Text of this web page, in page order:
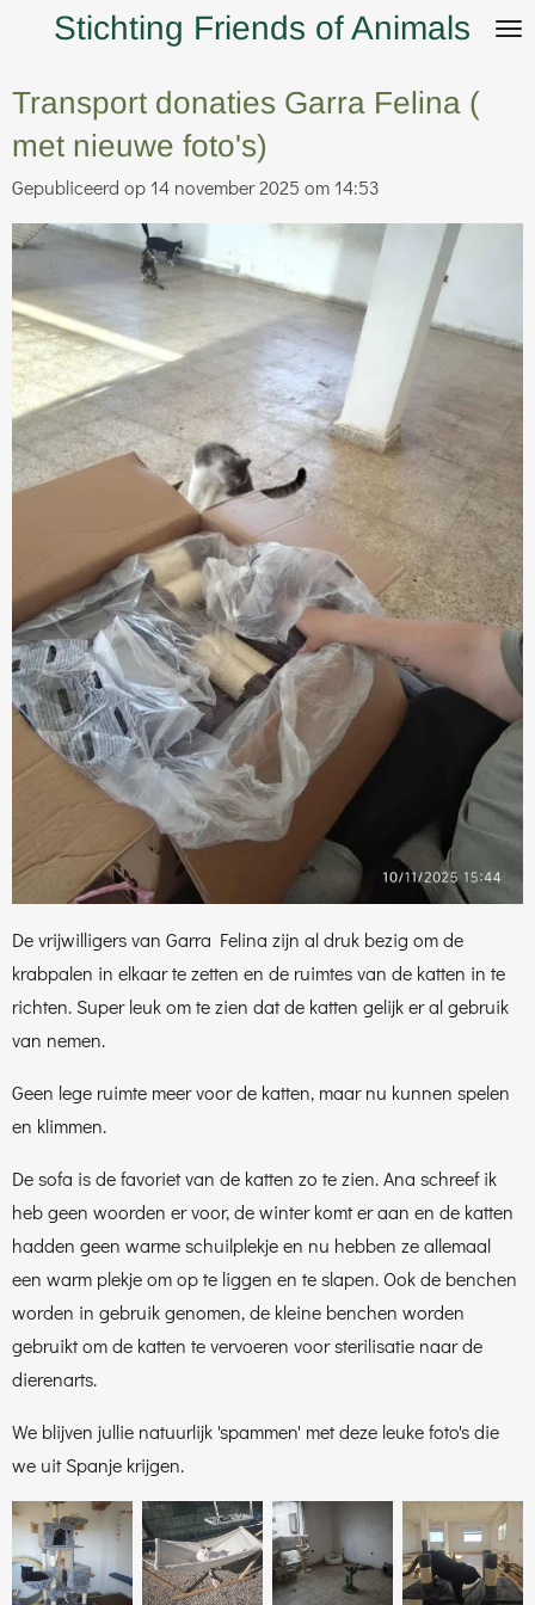
naar
hoofdinhoud
Stichting Friends of Animals
Transport donaties Garra Felina (
met nieuwe foto's)
Gepubliceerd op 14 november 2025 om 14:53
De vrijwilligers van Garra Felina zijn al druk bezig om de
krabpalen in elkaar te zetten en de ruimtes van de katten in te
richten. Super leuk om te zien dat de katten gelijk er al gebruik
van nemen.
Geen lege ruimte meer voor de katten, maar nu kunnen spelen
en klimmen.
De sofa is de favoriet van de katten zo te zien. Ana schreef ik
heb geen woorden er voor, de winter komt er aan en de katten
hadden geen warmeschuilplekje en nu hebben ze allemaal
een warm plekje om op te liggen en te slapen. Ook de benchen
worden in gebruik genomen, de kleine benchen worden
gebruikt om de katten te vervoeren voor sterilisatie naar de
dierenarts.
We blijven jullie natuurlijk 'spammen' met deze leuke foto's die
we uit Spanje krijgen.